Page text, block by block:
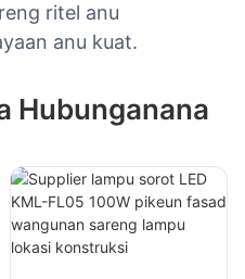
ritel anu
anu kuat.
Hubunganana